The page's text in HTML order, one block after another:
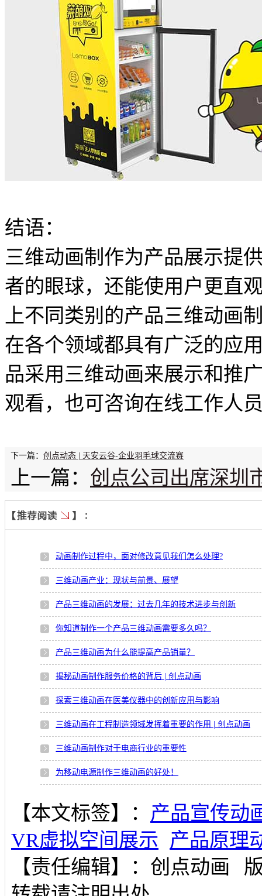
结语：
三维动画制作为产品展示提
者的眼球，还能使用户更直
上不同类别的产品三维动画
在各个领域都具有广泛的应
品采用三维动画来展示和推
观看，也可咨询在线工作人
下一篇： 创点动态 | 天安云谷-企业羽毛球交流赛
上一篇： 创点公司出席深圳
动画制作过程中，面对修改意见我们怎么处理?
三维动画产业：现状与前景、展望
产品三维动画的发展：过去几年的技术进步与创新
你知道制作一个产品三维动画需要多久吗？
产品三维动画为什么能提高产品销量？
揭秘动画制作服务价格的背后 | 创点动画
探索三维动画在医美仪器中的创新应用与影响
三维动画在工程制造领域发挥着重要的作用 | 创点动画
三维动画制作对于电商行业的重要性
为移动电源制作三维动画的好处！
【本文标签】： 产品宣传动
VR虚拟空间展示 产品原理
【责任编辑】： 创点动画